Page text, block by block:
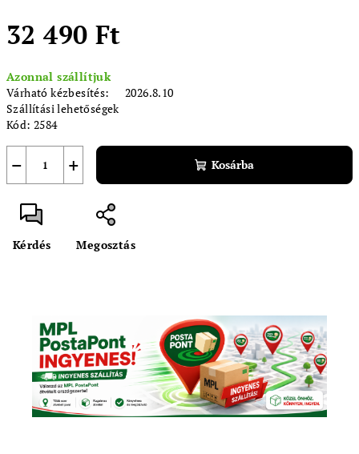
32 490 Ft
Azonnal szállítjuk
Várható kézbesítés:
2026.8.10
Szállítási lehetőségek
Kód: 2584
+
− Kosárba
Kérdés Megosztás